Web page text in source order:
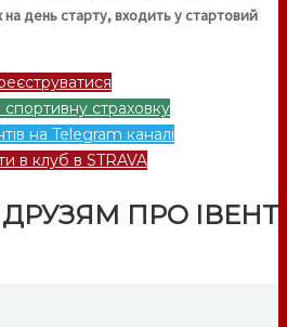
на день старту, входить у стартовий
страховку
на Telegram каналі
в клуб в STRAVA
ПРО ІВЕНТ